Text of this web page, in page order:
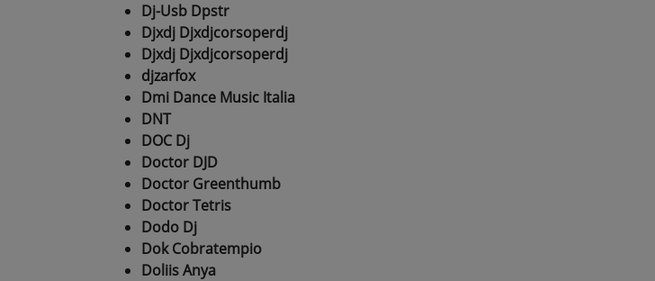
Dj-Usb Dpstr
Djxdj Djxdjcorsoperdj
Djxdj Djxdjcorsoperdj
djzarfox
Dmi Dance Music Italia
DNT
DOC Dj
Doctor DJD
Doctor Greenthumb
Doctor Tetris
Dodo Dj
Dok Cobratempio
Doliis Anya